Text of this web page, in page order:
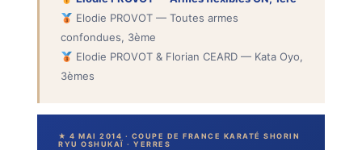
Elodie PROVOT — Toutes armes
confondues, 3ème
Elodie PROVOT & Florian CEARD — Kata Oyo,
3èmes
★ 4 MAI 2014 · COUPE DE FRANCE KARATÉ SHORIN
RYU OSHUKAÏ · YERRES